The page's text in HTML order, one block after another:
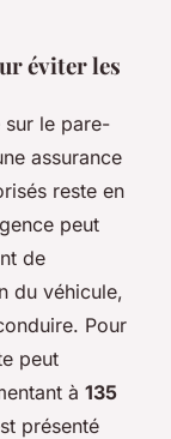
éviter les
sur le pare-
assurance
reste en
peut
de
du véhicule,
Pour
peut
à 135
présenté